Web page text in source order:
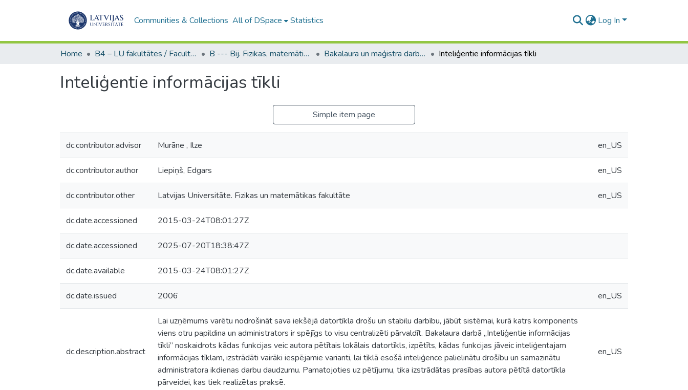
Communities & Collections All of DSpace Statistics Log In
Home B4 – LU fakultātes / Faculties of the UL B --- Bij. Fizikas, matemātikas un optometrijas fakultātes studentu noslēguma darbi / Faculty of Physics, Mathematics and Optometry - Graduate works Bakalaura un maģistra darbi (FMOF) / Bachelor's and Master's theses Inteliģentie informācijas tīkli
Inteliģentie informācijas tīkli
Simple item page
dc.contributor.advisor Murāne , Ilze en_US
dc.contributor.author Liepiņš, Edgars en_US
dc.contributor.other Latvijas Universitāte. Fizikas un matemātikas fakultāte en_US
dc.date.accessioned 2015-03-24T08:01:27Z
dc.date.accessioned 2025-07-20T18:38:47Z
dc.date.available 2015-03-24T08:01:27Z
dc.date.issued 2006 en_US
dc.description.abstract
Lai uzņēmums varētu nodrošināt sava iekšējā datortīkla drošu un stabilu darbību, jābūt sistēmai, kurā katrs komponents
viens otru papildina un administrators ir spējīgs to visu centralizēti pārvaldīt. Bakalaura darbā „Inteliģentie informācijas
tīkli” noskaidrots kādas funkcijas veic autora pētītais lokālais datortīkls, izpētīts, kādas funkcijas jāveic inteliģentajam
informācijas tīklam, izstrādāti vairāki iespējamie varianti, lai tīklā esošā inteliģence palielinātu drošību un samazinātu
administratora ikdienas darbu daudzumu. Pamatojoties uz pētījumu, tika izstrādātas prasības autora pētītā datortīkla
pārveidei, kas tiek realizētas praksē.
en_US